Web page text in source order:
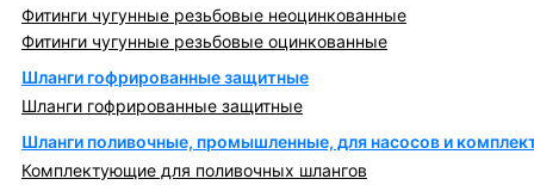
Фитинги чугунные резьбовые неоцинкованные
Фитинги чугунные резьбовые оцинкованные
Шланги гофрированные защитные
Шланги гофрированные защитные
Шланги поливочные, промышленные, для насосов и
Комплектующие для поливочных шлангов